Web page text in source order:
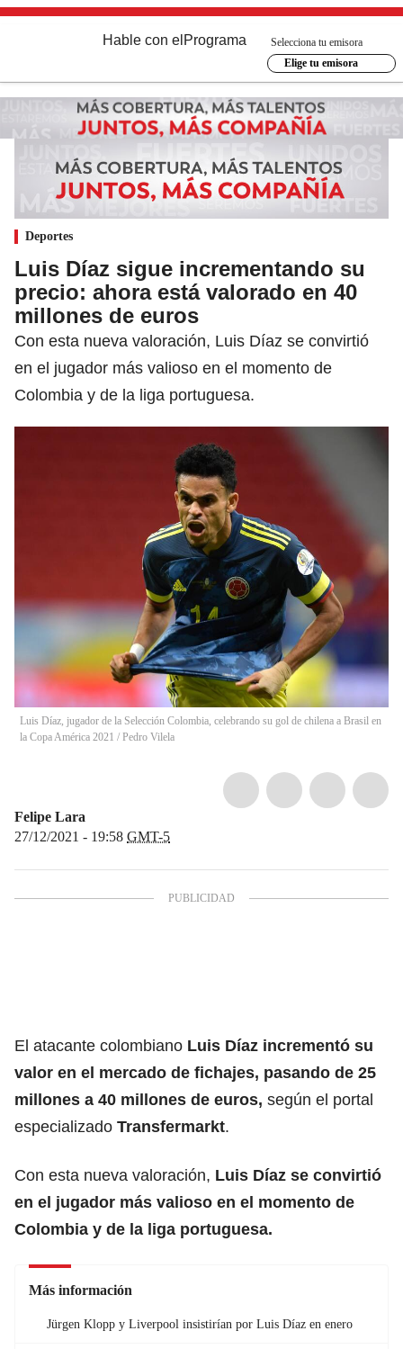
Hable con el Programa
Selecciona tu emisora
Elige tu emisora
Deportes
Luis Díaz sigue incrementando su
precio: ahora está valorado en 40
millones de euros
Con esta nueva valoración, Luis Díaz se convirtió
en el jugador más valioso en el momento de
Colombia y de la liga portuguesa.
Luis Díaz, jugador de la Selección Colombia, celebrando su gol de chilena a Brasil en
la Copa América 2021 / Pedro Vilela
Felipe Lara
27/12/2021 - 19:58 GMT-5
El atacante colombiano Luis Díaz incrementó su
valor en el mercado de fichajes, pasando de 25
millones a 40 millones de euros, según el portal
especializado Transfermarkt.
Con esta nueva valoración, Luis Díaz se convirtió
en el jugador más valioso en el momento de
Colombia y de la liga portuguesa.
Más información
Jürgen Klopp y Liverpool insistirían por Luis Díaz en enero